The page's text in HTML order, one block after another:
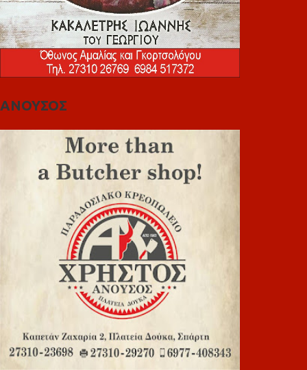
ΑΝΟΥΣΟΣ